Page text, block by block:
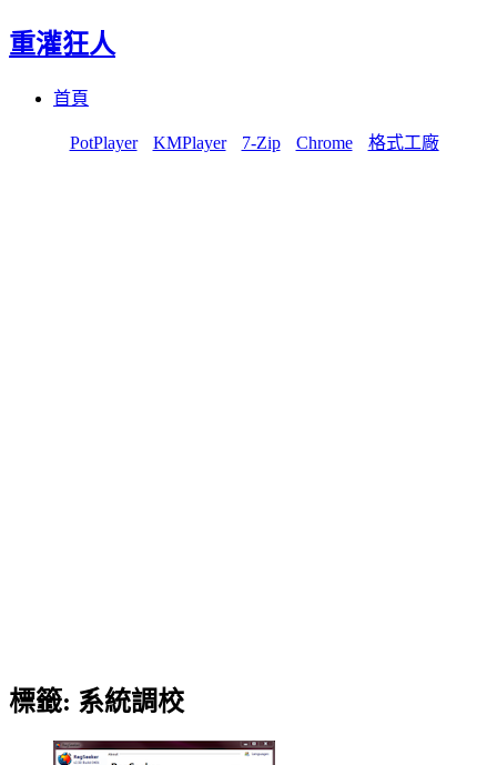
重灌狂人
首頁
PotPlayer KMPlayer 7-Zip Chrome 格式工廠
標籤: 系統調校